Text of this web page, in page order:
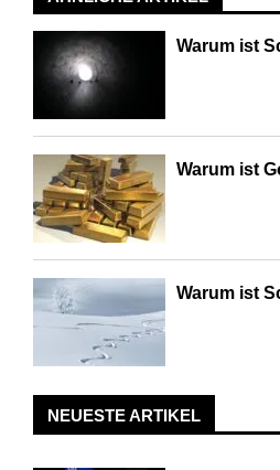
Warum ist
Warum ist
Warum ist
NEUESTE ARTIKEL